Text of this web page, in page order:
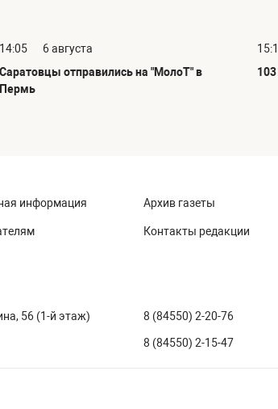
14:05
6 августа
Саратовцы отправились на "МолоТ" в
Пермь
информация Архив газеты
Контакты редакции
56 (1-й этаж) 8 (84550) 2-20-76
8 (84550) 2-15-47